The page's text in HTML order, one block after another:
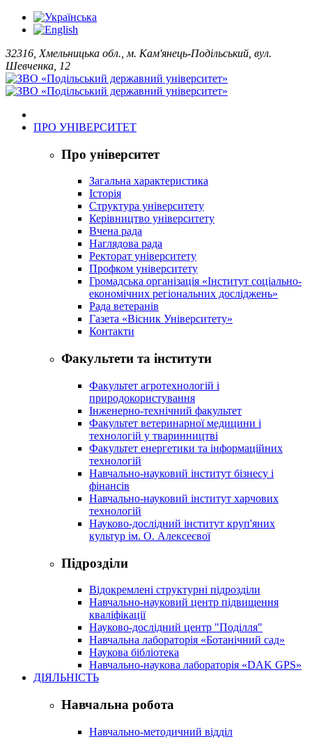
32316, Хмельницька обл., м. Кам'янець-Подільський, вул.
Шевченка, 12
ПРО УНІВЕРСИТЕТ
Про університет
Загальна характеристика
Історія
Структура університету
Керівництво університету
Вчена рада
Наглядова рада
Ректорат університету
Профком університету
Громадська організація «Інститут соціально-
економічних регіональних досліджень»
Рада ветеранів
Газета «Вісник Університету»
Контакти
Факультети та інститути
Факультет агротехнологій і
природокористування
Інженерно-технічний факультет
Факультет ветеринарної медицини і
технологій у тваринництві
Факультет енергетики та інформаційних
технологій
Навчально-науковий інститут бізнесу і
фінансів
Навчально-науковий інститут харчових
технологій
Науково-дослідний інститут круп'яних
культур ім. О. Алексеєвої
Підрозділи
Відокремлені структурні підрозділи
Навчально-науковий центр підвищення
кваліфікації
Науково-дослідний центр "Поділля"
Навчальна лабораторія «Ботанічний сад»
Наукова бібліотека
Навчально-наукова лабораторія «DAK GPS»
ДІЯЛЬНІСТЬ
Навчальна робота
Навчально-методичний відділ